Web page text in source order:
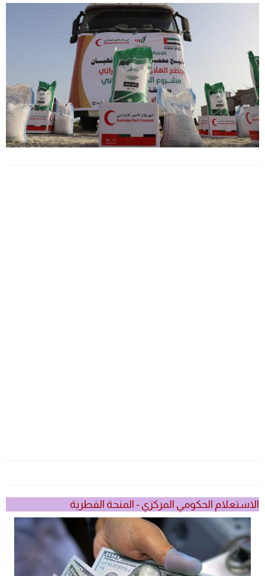
الاستعلام الحكومي المركزي - المنحة القطرية